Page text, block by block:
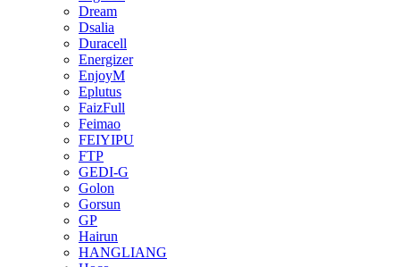
Dream
Dsalia
Duracell
Energizer
EnjoyM
Eplutus
FaizFull
Feimao
FEIYIPU
FTP
GEDI-G
Golon
Gorsun
GP
Hairun
HANGLIANG